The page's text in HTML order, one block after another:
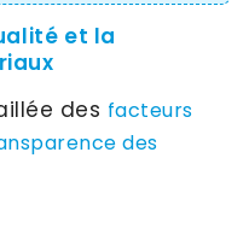
et la
des facteurs
des